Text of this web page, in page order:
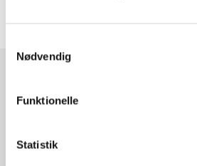
Nødvendig
Funktionelle
Statistik
Artikler med samme emner